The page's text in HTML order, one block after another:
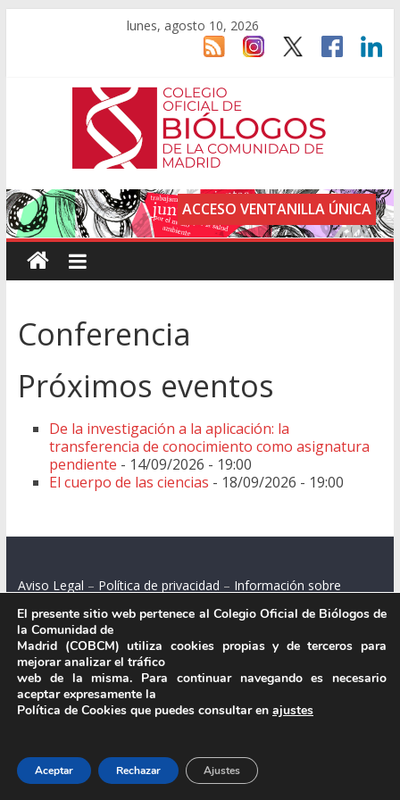
lunes, agosto 10, 2026
ACCESO VENTANILLA ÚNICA
Conferencia
Próximos eventos
De la investigación a la aplicación: la
transferencia de conocimiento como asignatura
pendiente - 14/09/2026 - 19:00
El cuerpo de las ciencias - 18/09/2026 - 19:00
Aviso Legal – Política de privacidad – Información sobre
Colegio Oficial de Biólogos de la Comunidad de Madrid.
C/ Santa Engracia 108, 2º int.izq. 28003 Madrid.
El presente sitio web pertenece al Colegio Oficial de Biólogos de
la Comunidad de
Madrid (COBCM) utiliza cookies propias y de terceros para
mejorar analizar el tráfico
web de la misma. Para continuar navegando es necesario
aceptar expresamente la
Política de Cookies que puedes consultar en ajustes
Aceptar Rechazar Ajustes